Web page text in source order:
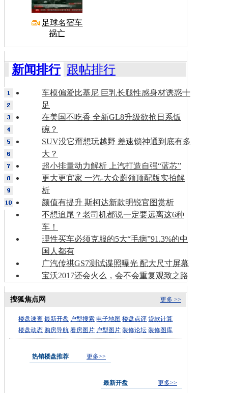
足球名宿车
祸亡
新闻排行 跟帖排行
车模偏爱比基尼 巨乳长腿性感身材诱惑十
足
在美国不吃香 全新GL8升级欲抢日系饭
碗？
SUV没它甭想玩越野 差速锁神通到底有多
大？
超小排量动力解析 上汽打造自强“蓝芯”
更大更宜家 一汽-大众蔚领顶配版实拍解
析
颜值有提升 斯柯达新款明锐官图赏析
不想追尾？老司机都说一定要远离这6种
车！
理性买车必须克服的5大“毛病”91.3%的中
国人都有
广汽传祺GS7测试谍照曝光 配大尺寸屏幕
宝沃2017还会火么，会不会重复观致之路
更多 >>
搜狐焦点网
楼盘速查 最新开盘 户型搜索 电子地图 楼盘点评 贷款计算
楼盘动态 购房导航 看房图片 户型图片 装修论坛 装修图库
热销楼盘推荐 更多>>
最新开盘
更多>>